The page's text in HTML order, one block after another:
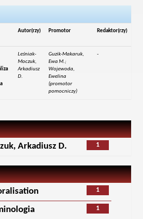
Autor(rzy) Promotor Redaktor(rzy)
Leśniak-
Moczuk,
Arkadiusz
D.
Guzik-Makaruk,
Ewa M.;
Wojewoda,
Ewelina
(promotor
pomocniczy)
-
1
Arkadiusz D.
1
1